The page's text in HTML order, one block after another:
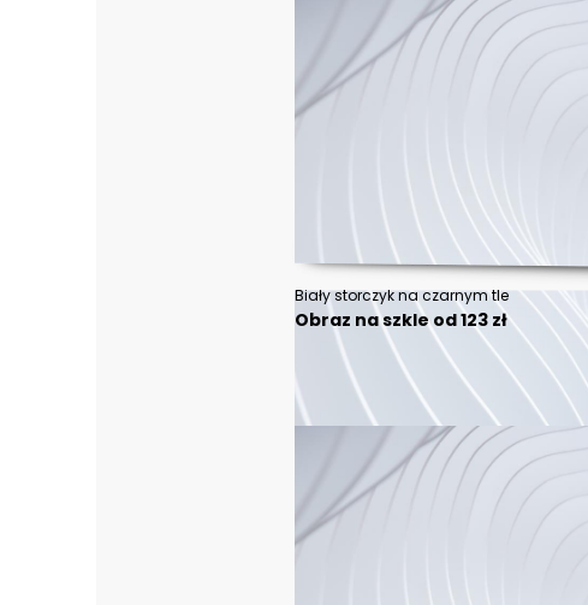
Biały storczyk na czarnym tle
Obraz na szkle od 123 zł